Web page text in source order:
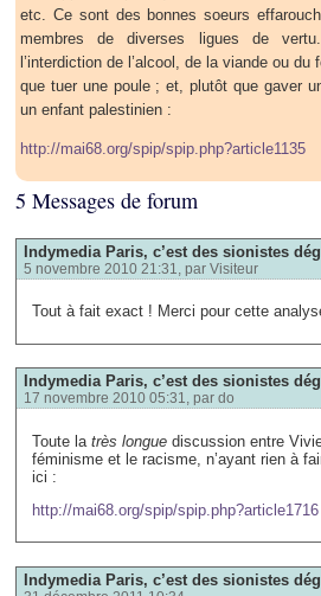
etc. Ce sont des bonnes soeurs
membres de diverses ligues de
l’interdiction de l’alcool, de la viande ou
que tuer une poule ; et, plutôt que gaver
un enfant palestinien :
http://mai68.org/spip/spip.php?article1135
5 Messages de forum
Indymedia Paris, c’est des sionistes
5 novembre 2010 21:31, par Visiteur
Tout à fait exact ! Merci pour cette
Indymedia Paris, c’est des sionistes
17 novembre 2010 05:31, par do
Toute la très longue discussion entre
féminisme et le racisme, n’ayant rien à
ici :
http://mai68.org/spip/spip.php?article1716
Indymedia Paris, c’est des sionistes